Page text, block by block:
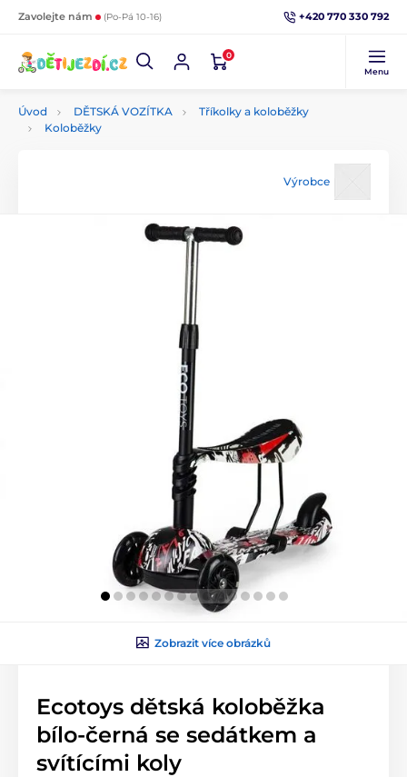
Zavolejte nám (Po-Pá 10-16) +420 770 330 792
0
Menu
Úvod DĚTSKÁ VOZÍTKA
Tříkolky a koloběžky
Koloběžky
Výrobce
Zobrazit více obrázků
Ecotoys dětská koloběžka
bílo-černá se sedátkem a
svítícími koly